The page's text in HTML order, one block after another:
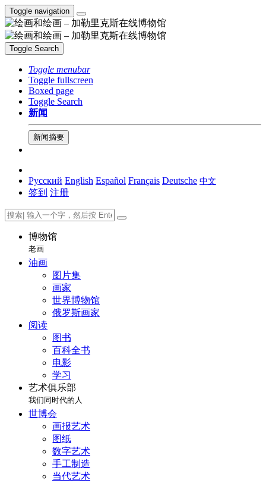
Toggle navigation
Toggle Search
Toggle menubar
Toggle fullscreen
Boxed page
Toggle Search
新闻
新闻摘要
Русский English Español Français Deutsche 中文
签到 注册
博物馆
老画
油画
图片集
画家
世界博物馆
俄罗斯画家
阅读
图书
百科全书
电影
学习
艺术俱乐部
我们同时代的人
世博会
画报艺术
图纸
数字艺术
手工制造
当代艺术